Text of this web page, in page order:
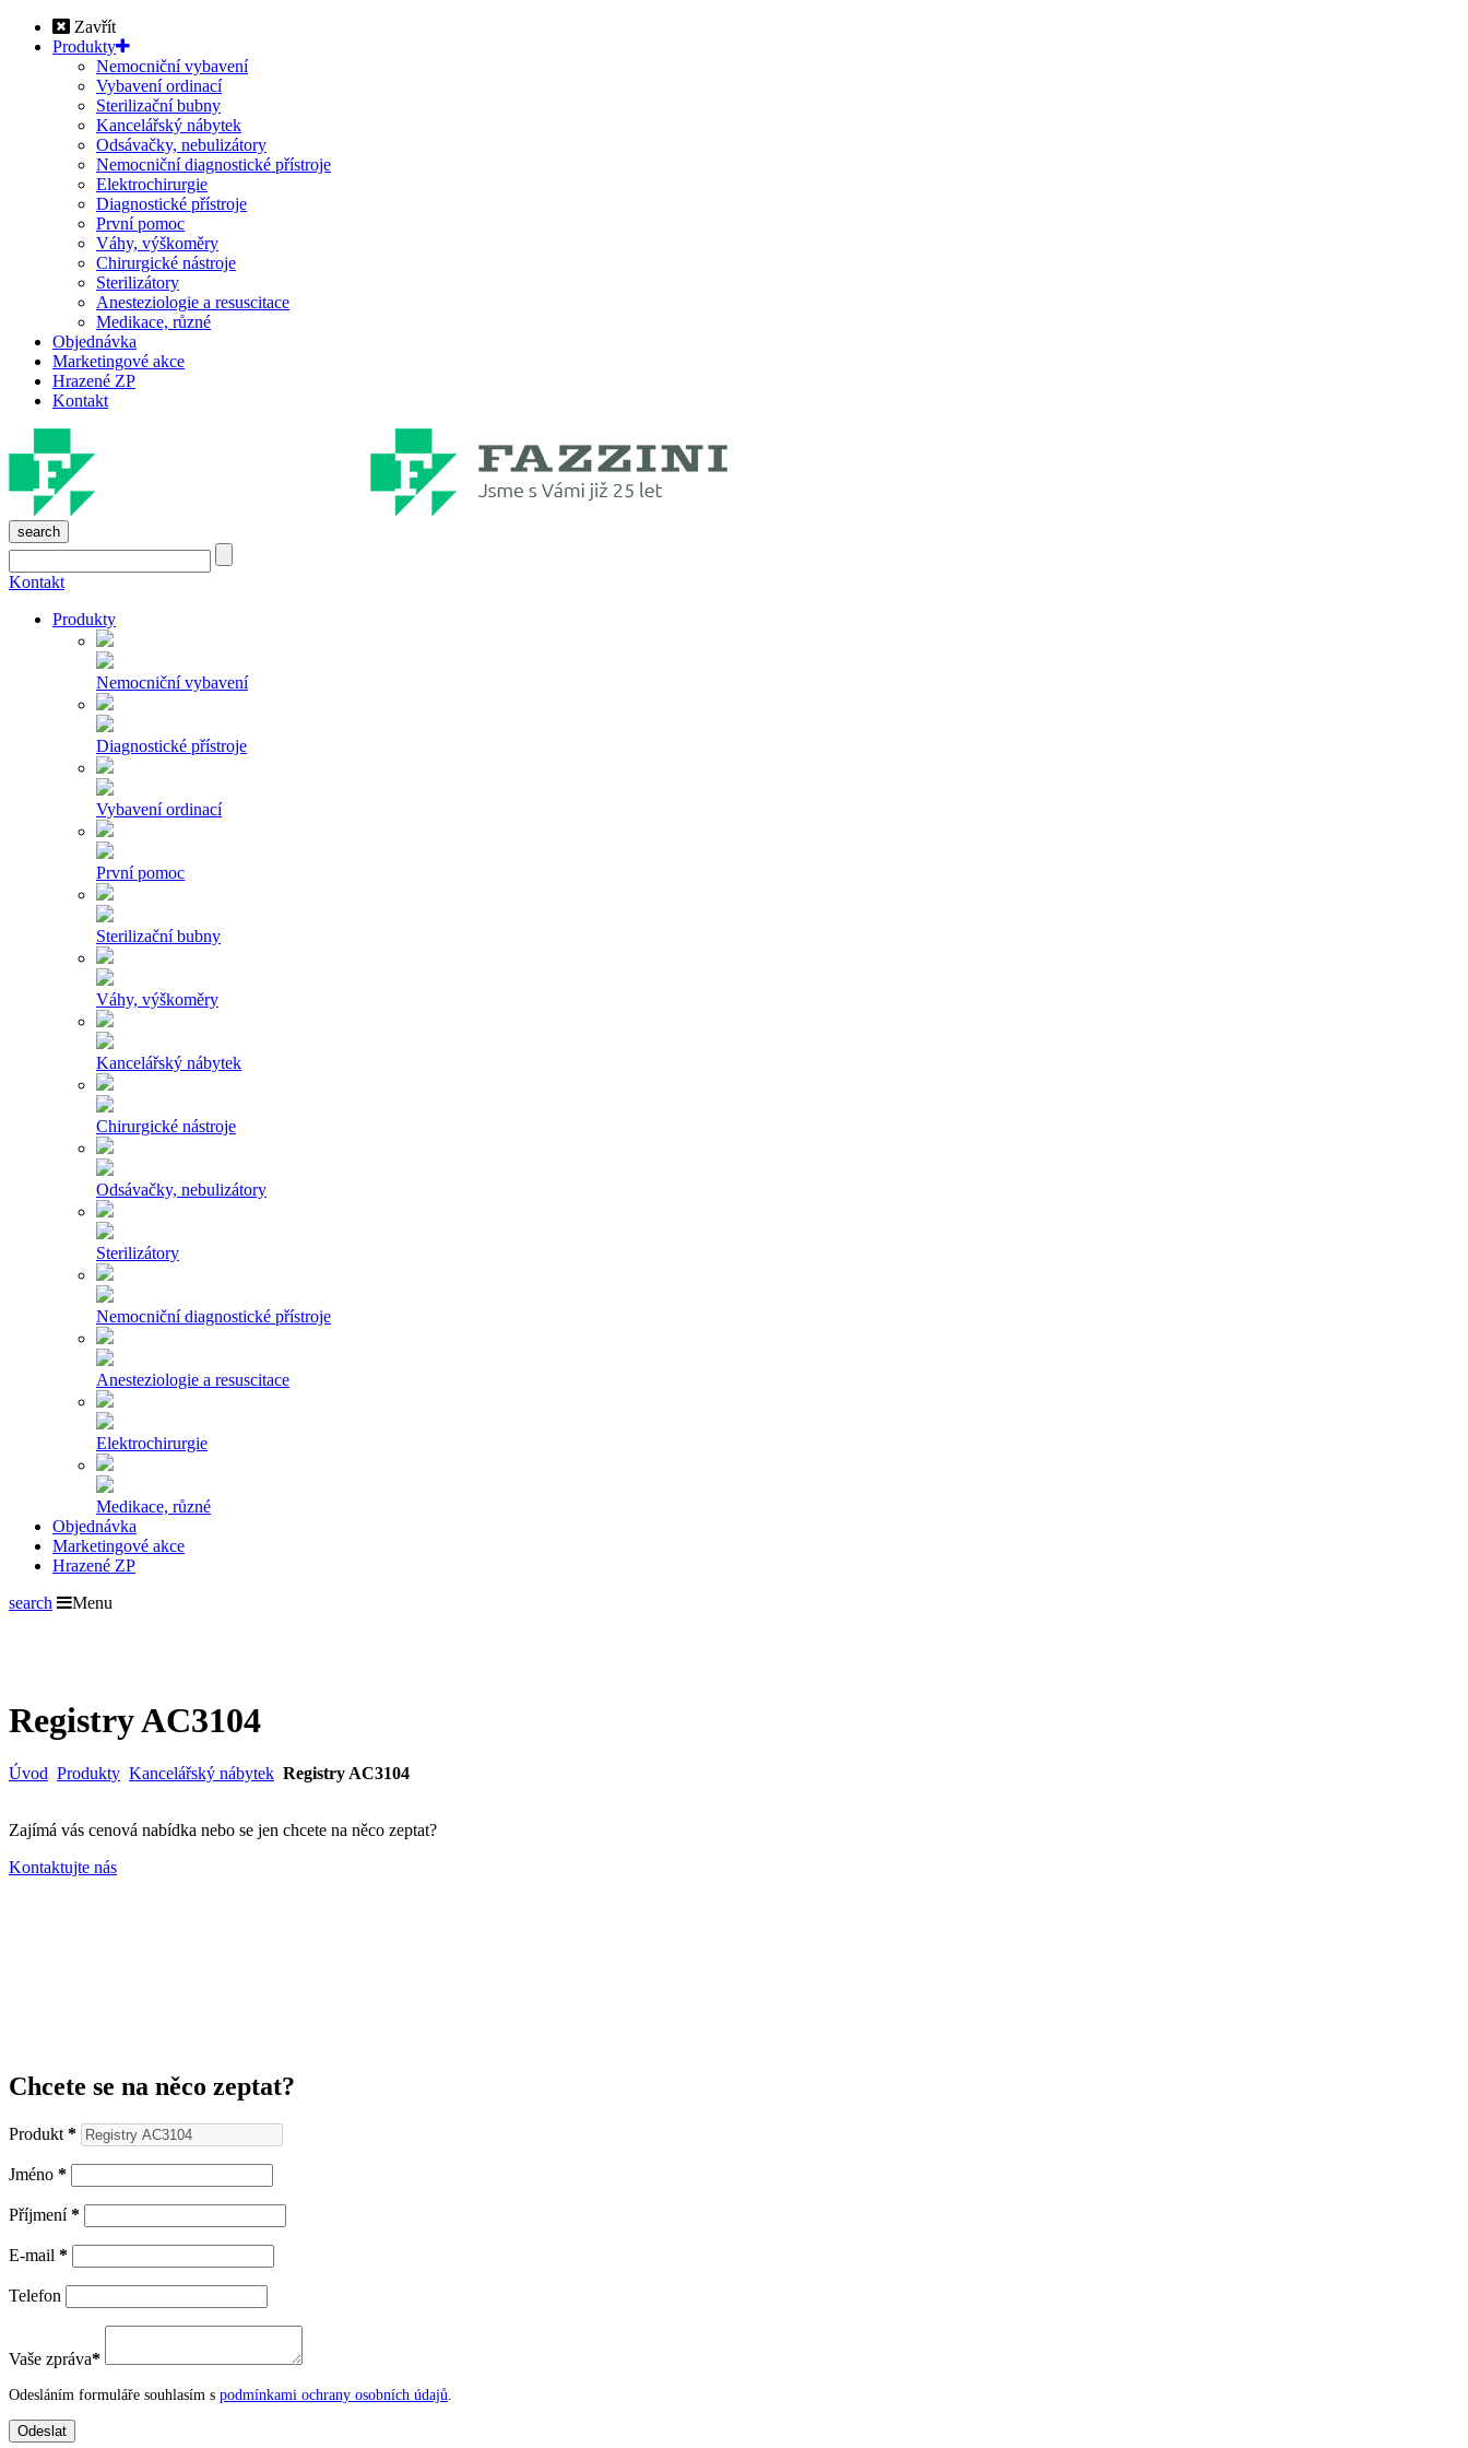
Zavřít
Produkty
Nemocniční vybavení
Vybavení ordinací
Sterilizační bubny
Kancelářský nábytek
Odsávačky, nebulizátory
Nemocniční diagnostické přístroje
Elektrochirurgie
Diagnostické přístroje
První pomoc
Váhy, výškoměry
Chirurgické nástroje
Sterilizátory
Anesteziologie a resuscitace
Medikace, různé
Objednávka
Marketingové akce
Hrazené ZP
Kontakt
search
Kontakt
Produkty
Nemocniční vybavení
Diagnostické přístroje
Vybavení ordinací
První pomoc
Sterilizační bubny
Váhy, výškoměry
Kancelářský nábytek
Chirurgické nástroje
Odsávačky, nebulizátory
Sterilizátory
Nemocniční diagnostické přístroje
Anesteziologie a resuscitace
Elektrochirurgie
Medikace, různé
Objednávka
Marketingové akce
Hrazené ZP
search
Menu
Registry AC3104
Úvod Produkty Kancelářský nábytek Registry AC3104
Zajímá vás cenová nabídka nebo se jen chcete na něco zeptat?
Kontaktujte nás
Chcete se na něco zeptat?
Produkt *
Jméno *
Příjmení*
E-mail *
Telefon
Vaše zpráva*
Odesláním formuláře souhlasím s podmínkami ochrany osobních údajů